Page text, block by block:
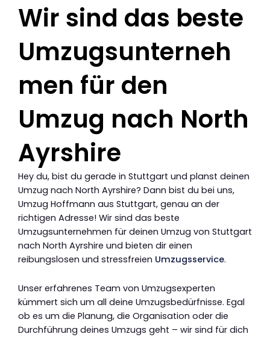
Wir sind das beste
Umzugsunterneh
men für den
Umzug nach North
Ayrshire
Hey du, bist du gerade in Stuttgart und planst deinen
Umzug nach North Ayrshire? Dann bist du bei uns,
Umzug Hoffmann aus Stuttgart, genau an der
richtigen Adresse! Wir sind das beste
Umzugsunternehmen für deinen Umzug von Stuttgart
nach North Ayrshire und bieten dir einen
reibungslosen und stressfreien Umzugsservice.
Unser erfahrenes Team von Umzugsexperten
kümmert sich um all deine Umzugsbedürfnisse. Egal
ob es um die Planung, die Organisation oder die
Durchführung deines Umzugs geht – wir sind für dich